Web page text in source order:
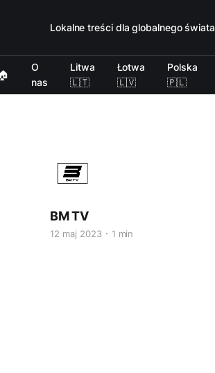
Lokalne treści dla globalnego świata
O
nas
Litwa
🇱🇹
Łotwa
🇱🇻
Polska
🇵🇱
BM TV
12 maj 2023 1 min